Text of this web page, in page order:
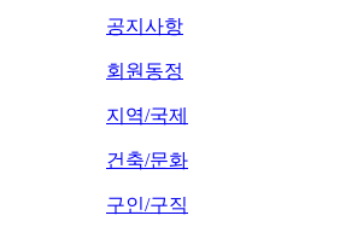
공지사항
회원동정
지역/국제
건축/문화
구인/구직